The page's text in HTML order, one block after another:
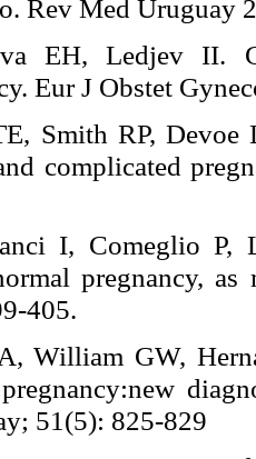
Rev Med Uruguay
EH, Ledjev II.
Eur J Obstet
Smith RP,
complicated
I, Comeglio P,
pregnancy,
405.
William GW,
51(5): 825-829